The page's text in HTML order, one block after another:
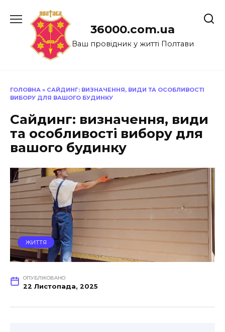
до
36000.com.ua
Ваш провідник у житті Полтави
ГОЛОВНА » САЙДИНГ: ВИЗНАЧЕННЯ, ВИДИ ТА ОСОБЛИВОСТІ
ВИБОРУ ДЛЯ ВАШОГО БУДИНКУ
Сайдинг: визначення, види
та особливості вибору для
вашого будинку
ЖИТТЯ
ОПУБЛІКОВАНО
22 Листопада, 2025